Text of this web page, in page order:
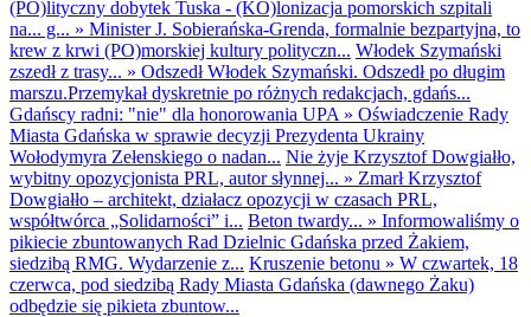
(PO)lityczny dobytek Tuska - (KO)lonizacja pomorskich szpitali
na... g... » Minister J. Sobierańska-Grenda, formalnie bezpartyjna, to
krew z krwi (PO)morskiej kultury polityczn... Włodek Szymański
zszedł z trasy... » Odszedł Włodek Szymański. Odszedł po długim
marszu.Przemykał dyskretnie po różnych redakcjach, gdańs...
Gdańscy radni: "nie" dla honorowania UPA » Oświadczenie Rady
Miasta Gdańska w sprawie decyzji Prezydenta Ukrainy
Wołodymyra Zełenskiego o nadan... Nie żyje Krzysztof Dowgiałło,
wybitny opozycjonista PRL, autor słynnej... » Zmarł Krzysztof
Dowgiałło – architekt, działacz opozycji w czasach PRL,
współtwórca „Solidarności” i... Beton twardy... » Informowaliśmy o
pikiecie zbuntowanych Rad Dzielnic Gdańska przed Żakiem,
siedzibą RMG. Wydarzenie z... Kruszenie betonu » W czwartek, 18
czerwca, pod siedzibą Rady Miasta Gdańska (dawnego Żaku)
odbędzie się pikieta zbuntow...